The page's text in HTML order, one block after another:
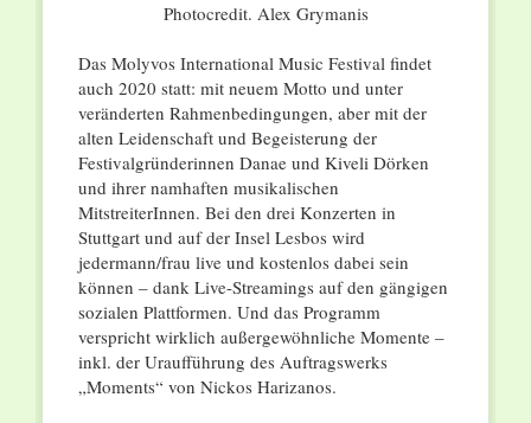
Photocredit. Alex Grymanis
Das Molyvos International Music Festival findet
auch 2020 statt: mit neuem Motto und unter
veränderten Rahmenbedingungen, aber mit der
alten Leidenschaft und Begeisterung der
Festivalgründerinnen Danae und Kiveli Dörken
und ihrer namhaften musikalischen
MitstreiterInnen. Bei den drei Konzerten in
Stuttgart und auf der Insel Lesbos wird
jedermann/frau live und kostenlos dabei sein
können – dank Live-Streamings auf den gängigen
sozialen Plattformen. Und das Programm
verspricht wirklich außergewöhnliche Momente –
inkl. der Uraufführung des Auftragswerks
„Moments“ von Nickos Harizanos.